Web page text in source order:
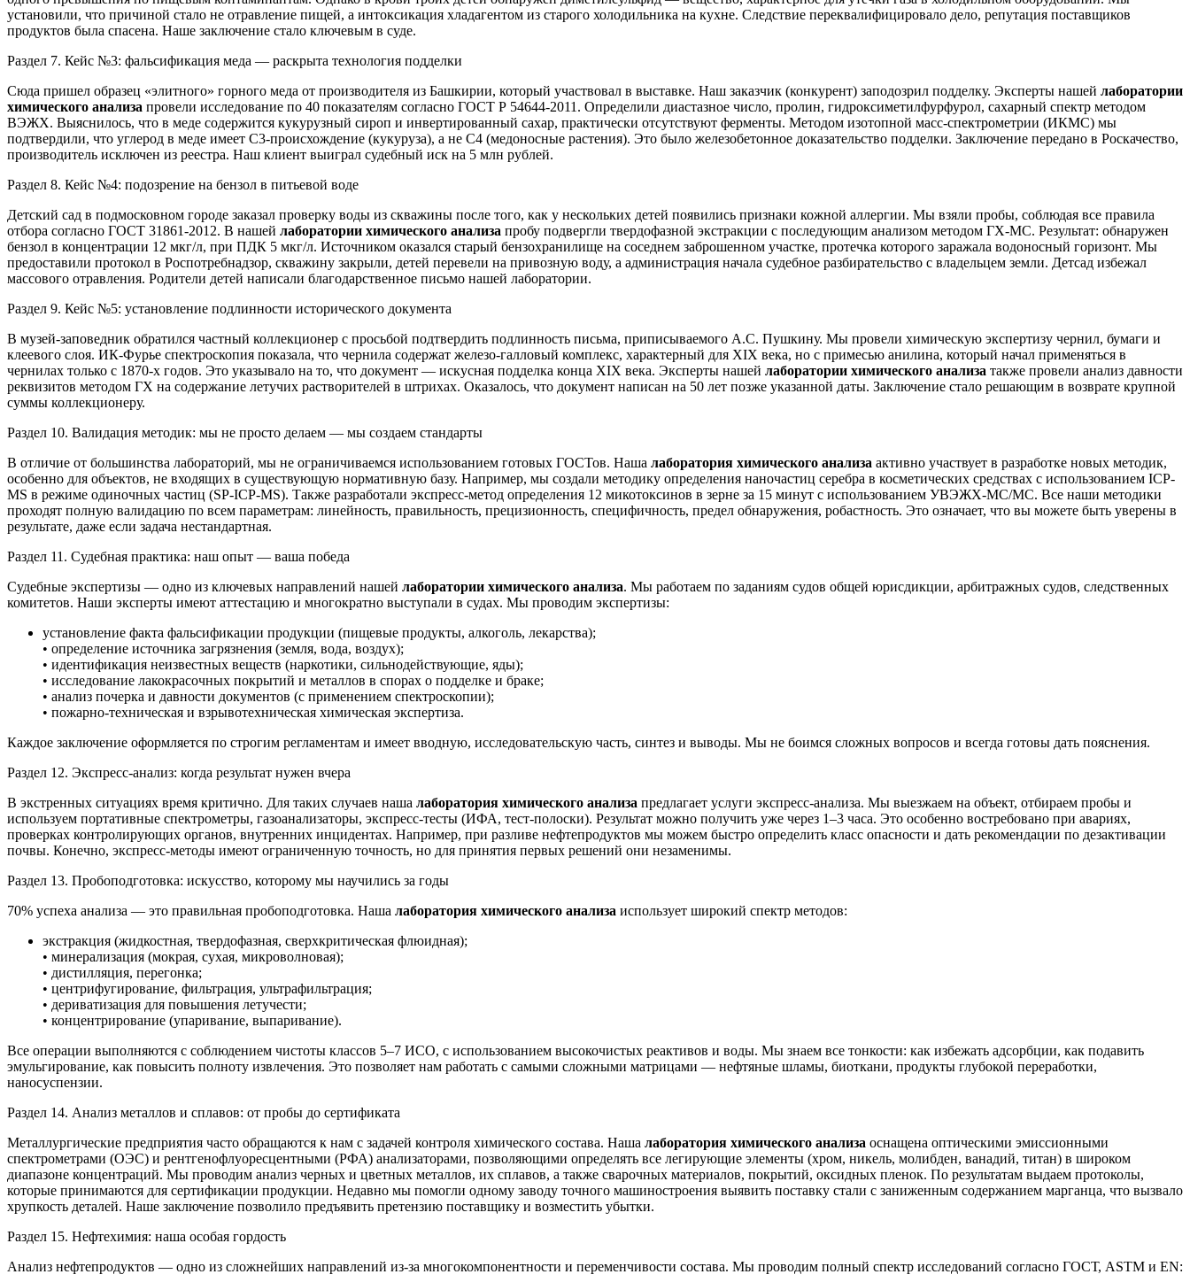
установили, что причиной стало не отравление пищей, а интоксикация хладагентом из старого холодильника на кухне. Следствие переквалифицировало дело, репутация поставщиков
продуктов была спасена. Наше заключение стало ключевым в суде.
Раздел 7. Кейс №3: фальсификация меда — раскрыта технология подделки
Сюда пришел образец «элитного» горного меда от производителя из Башкирии, который участвовал в выставке. Наш заказчик (конкурент) заподозрил подделку. Эксперты нашей лаборатории
химического анализа провели исследование по 40 показателям согласно ГОСТ Р 54644-2011. Определили диастазное число, пролин, гидроксиметилфурфурол, сахарный спектр методом
ВЭЖХ. Выяснилось, что в меде содержится кукурузный сироп и инвертированный сахар, практически отсутствуют ферменты. Методом изотопной масс-спектрометрии (ИКМС) мы
подтвердили, что углерод в меде имеет C3-происхождение (кукуруза), а не C4 (медоносные растения). Это было железобетонное доказательство подделки. Заключение передано в Роскачество,
производитель исключен из реестра. Наш клиент выиграл судебный иск на 5 млн рублей.
Раздел 8. Кейс №4: подозрение на бензол в питьевой воде
Детский сад в подмосковном городе заказал проверку воды из скважины после того, как у нескольких детей появились признаки кожной аллергии. Мы взяли пробы, соблюдая все правила
отбора согласно ГОСТ 31861-2012. В нашей лаборатории химического анализа пробу подвергли твердофазной экстракции с последующим анализом методом ГХ-МС. Результат: обнаружен
бензол в концентрации 12 мкг/л, при ПДК 5 мкг/л. Источником оказался старый бензохранилище на соседнем заброшенном участке, протечка которого заражала водоносный горизонт. Мы
предоставили протокол в Роспотребнадзор, скважину закрыли, детей перевели на привозную воду, а администрация начала судебное разбирательство с владельцем земли. Детсад избежал
массового отравления. Родители детей написали благодарственное письмо нашей лаборатории.
Раздел 9. Кейс №5: установление подлинности исторического документа
В музей-заповедник обратился частный коллекционер с просьбой подтвердить подлинность письма, приписываемого А.С. Пушкину. Мы провели химическую экспертизу чернил, бумаги и
клеевого слоя. ИК-Фурье спектроскопия показала, что чернила содержат железо-галловый комплекс, характерный для XIX века, но с примесью анилина, который начал применяться в
чернилах только с 1870-х годов. Это указывало на то, что документ — искусная подделка конца XIX века. Эксперты нашей лаборатории химического анализа также провели анализ давности
реквизитов методом ГХ на содержание летучих растворителей в штрихах. Оказалось, что документ написан на 50 лет позже указанной даты. Заключение стало решающим в возврате крупной
суммы коллекционеру.
Раздел 10. Валидация методик: мы не просто делаем — мы создаем стандарты
В отличие от большинства лабораторий, мы не ограничиваемся использованием готовых ГОСТов. Наша лаборатория химического анализа активно участвует в разработке новых методик,
особенно для объектов, не входящих в существующую нормативную базу. Например, мы создали методику определения наночастиц серебра в косметических средствах с использованием ICP-
MS в режиме одиночных частиц (SP-ICP-MS). Также разработали экспресс-метод определения 12 микотоксинов в зерне за 15 минут с использованием УВЭЖХ-МС/МС. Все наши методики
проходят полную валидацию по всем параметрам: линейность, правильность, прецизионность, специфичность, предел обнаружения, робастность. Это означает, что вы можете быть уверены в
результате, даже если задача нестандартная.
Раздел 11. Судебная практика: наш опыт — ваша победа
Судебные экспертизы — одно из ключевых направлений нашей лаборатории химического анализа. Мы работаем по заданиям судов общей юрисдикции, арбитражных судов, следственных
комитетов. Наши эксперты имеют аттестацию и многократно выступали в судах. Мы проводим экспертизы:
установление факта фальсификации продукции (пищевые продукты, алкоголь, лекарства);
• определение источника загрязнения (земля, вода, воздух);
• идентификация неизвестных веществ (наркотики, сильнодействующие, яды);
• исследование лакокрасочных покрытий и металлов в спорах о подделке и браке;
• анализ почерка и давности документов (с применением спектроскопии);
• пожарно-техническая и взрывотехническая химическая экспертиза.
Каждое заключение оформляется по строгим регламентам и имеет вводную, исследовательскую часть, синтез и выводы. Мы не боимся сложных вопросов и всегда готовы дать пояснения.
Раздел 12. Экспресс-анализ: когда результат нужен вчера
В экстренных ситуациях время критично. Для таких случаев наша лаборатория химического анализа предлагает услуги экспресс-анализа. Мы выезжаем на объект, отбираем пробы и
используем портативные спектрометры, газоанализаторы, экспресс-тесты (ИФА, тест-полоски). Результат можно получить уже через 1–3 часа. Это особенно востребовано при авариях,
проверках контролирующих органов, внутренних инцидентах. Например, при разливе нефтепродуктов мы можем быстро определить класс опасности и дать рекомендации по дезактивации
почвы. Конечно, экспресс-методы имеют ограниченную точность, но для принятия первых решений они незаменимы.
Раздел 13. Пробоподготовка: искусство, которому мы научились за годы
70% успеха анализа — это правильная пробоподготовка. Наша лаборатория химического анализа использует широкий спектр методов:
экстракция (жидкостная, твердофазная, сверхкритическая флюидная);
• минерализация (мокрая, сухая, микроволновая);
• дистилляция, перегонка;
• центрифугирование, фильтрация, ультрафильтрация;
• дериватизация для повышения летучести;
• концентрирование (упаривание, выпаривание).
Все операции выполняются с соблюдением чистоты классов 5–7 ИСО, с использованием высокочистых реактивов и воды. Мы знаем все тонкости: как избежать адсорбции, как подавить
эмульгирование, как повысить полноту извлечения. Это позволяет нам работать с самыми сложными матрицами — нефтяные шламы, биоткани, продукты глубокой переработки,
наносуспензии.
Раздел 14. Анализ металлов и сплавов: от пробы до сертификата
Металлургические предприятия часто обращаются к нам с задачей контроля химического состава. Наша лаборатория химического анализа оснащена оптическими эмиссионными
спектрометрами (ОЭС) и рентгенофлуоресцентными (РФА) анализаторами, позволяющими определять все легирующие элементы (хром, никель, молибден, ванадий, титан) в широком
диапазоне концентраций. Мы проводим анализ черных и цветных металлов, их сплавов, а также сварочных материалов, покрытий, оксидных пленок. По результатам выдаем протоколы,
которые принимаются для сертификации продукции. Недавно мы помогли одному заводу точного машиностроения выявить поставку стали с заниженным содержанием марганца, что вызвало
хрупкость деталей. Наше заключение позволило предъявить претензию поставщику и возместить убытки.
Раздел 15. Нефтехимия: наша особая гордость
Анализ нефтепродуктов — одно из сложнейших направлений из-за многокомпонентности и переменчивости состава. Мы проводим полный спектр исследований согласно ГОСТ, ASTM и EN: